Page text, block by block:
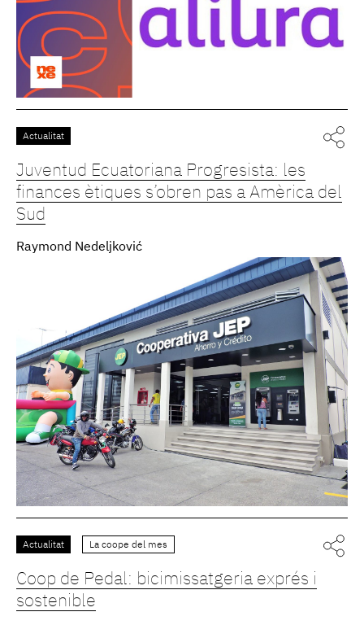
Actualitat
Juventud Ecuatoriana Progresista: les
finances ètiques s’obren pas a Amèrica del
Sud
Raymond Nedeljković
Actualitat La coope del mes
Coop de Pedal: bicimissatgeria exprés i
sostenible